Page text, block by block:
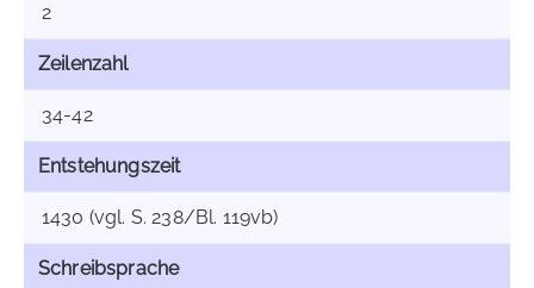
2
Zeilenzahl
34-42
Entstehungszeit
1430 (vgl. S. 238/Bl. 119vb)
Schreibsprache